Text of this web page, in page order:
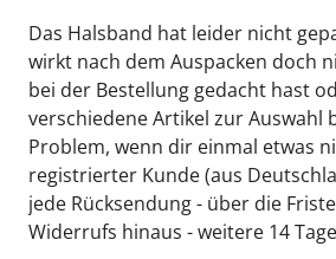
Das Halsband hat leider nicht
wirkt nach dem Auspacken doch
bei der Bestellung gedacht hast
verschiedene Artikel zur Auswahl
Problem, wenn dir einmal etwas
registrierter Kunde (aus
jede Rücksendung - über die
Widerrufs hinaus - weitere 14